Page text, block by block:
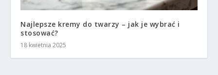
Najlepsze kremy do twarzy – jak je wybrać i
stosować?
18 kwietnia 2025